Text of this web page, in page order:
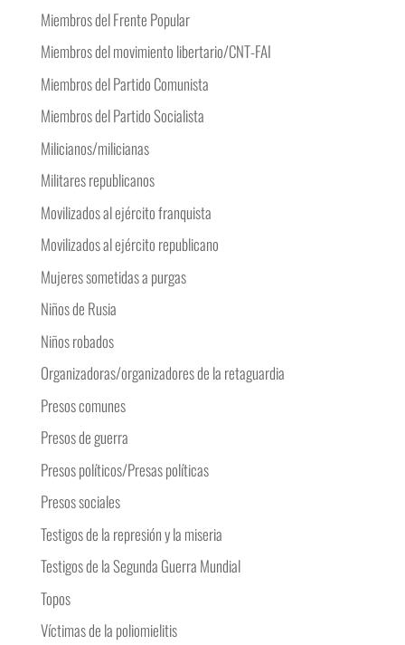
Miembros del Frente Popular
Miembros del movimiento libertario/CNT-FAI
Miembros del Partido Comunista
Miembros del Partido Socialista
Milicianos/milicianas
Militares republicanos
Movilizados al ejército franquista
Movilizados al ejército republicano
Mujeres sometidas a purgas
Niños de Rusia
Niños robados
Organizadoras/organizadores de la retaguardia
Presos comunes
Presos de guerra
Presos políticos/Presas políticas
Presos sociales
Testigos de la represión y la miseria
Testigos de la Segunda Guerra Mundial
Topos
Víctimas de la poliomielitis